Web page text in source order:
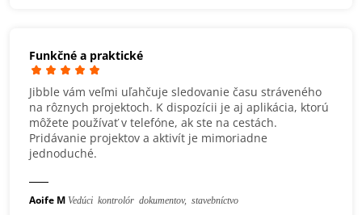
Funkčné a praktické
Jibble vám veľmi uľahčuje sledovanie času stráveného
na rôznych projektoch. K dispozícii je aj aplikácia, ktorú
môžete používať v telefóne, ak ste na cestách.
Pridávanie projektov a aktivít je mimoriadne
jednoduché.
Aoife M Vedúci kontrolór dokumentov, stavebníctvo